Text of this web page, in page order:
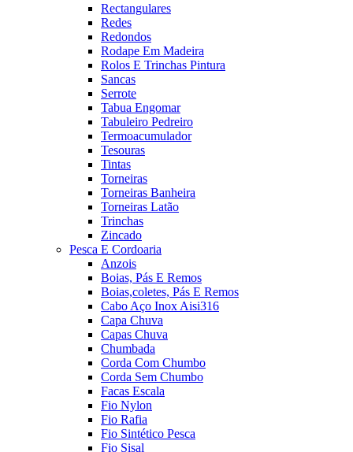
Rectangulares
Redes
Redondos
Rodape Em Madeira
Rolos E Trinchas Pintura
Sancas
Serrote
Tabua Engomar
Tabuleiro Pedreiro
Termoacumulador
Tesouras
Tintas
Torneiras
Torneiras Banheira
Torneiras Latão
Trinchas
Zincado
Pesca E Cordoaria
Anzois
Boias, Pás E Remos
Boias,coletes, Pás E Remos
Cabo Aço Inox Aisi316
Capa Chuva
Capas Chuva
Chumbada
Corda Com Chumbo
Corda Sem Chumbo
Facas Escala
Fio Nylon
Fio Rafia
Fio Sintético Pesca
Fio Sisal